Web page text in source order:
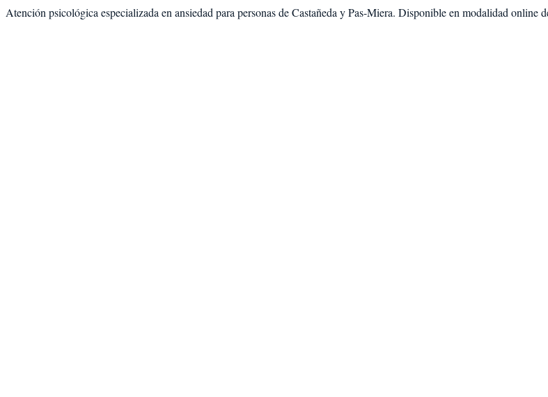
Atención psicológica especializada en ansiedad para personas deCastañeda yPas-Miera. Disponible en modalidad online